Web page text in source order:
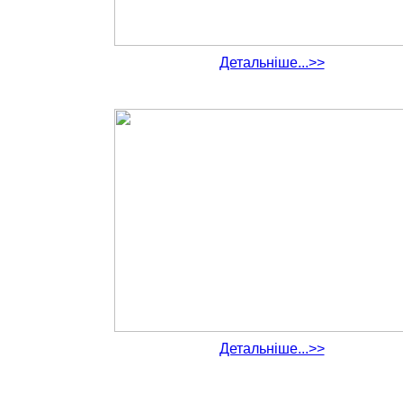
Детальніше...>>
Детальніше...>>